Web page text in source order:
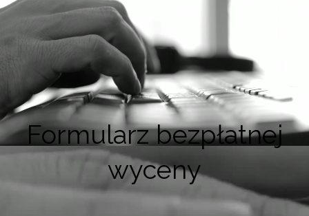
Formularz bezpłatnej
wyceny